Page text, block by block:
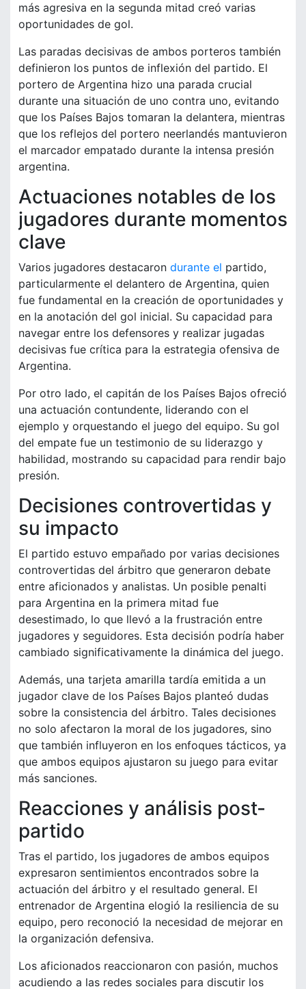
más agresiva en la segunda mitad creó varias
oportunidades de gol.
Las paradas decisivas de ambos porteros también
definieron los puntos de inflexión del partido. El
portero de Argentina hizo una parada crucial
durante una situación de uno contra uno, evitando
que los Países Bajos tomaran la delantera, mientras
que los reflejos del portero neerlandés mantuvieron
el marcador empatado durante la intensa presión
argentina.
Actuaciones notables de los
jugadores durante momentos
clave
Varios jugadores destacaron durante el partido,
particularmente el delantero de Argentina, quien
fue fundamental en la creación de oportunidades y
en la anotación del gol inicial. Su capacidad para
navegar entre los defensores y realizar jugadas
decisivas fue crítica para la estrategia ofensiva de
Argentina.
Por otro lado, el capitán de los Países Bajos ofreció
una actuación contundente, liderando con el
ejemplo y orquestando el juego del equipo. Su gol
del empate fue un testimonio de su liderazgo y
habilidad, mostrando su capacidad para rendir bajo
presión.
Decisiones controvertidas y
su impacto
El partido estuvo empañado por varias decisiones
controvertidas del árbitro que generaron debate
entre aficionados y analistas. Un posible penalti
para Argentina en la primera mitad fue
desestimado, lo que llevó a la frustración entre
jugadores y seguidores. Esta decisión podría haber
cambiado significativamente la dinámica del juego.
Además, una tarjeta amarilla tardía emitida a un
jugador clave de los Países Bajos planteó dudas
sobre la consistencia del árbitro. Tales decisiones
no solo afectaron la moral de los jugadores, sino
que también influyeron en los enfoques tácticos, ya
que ambos equipos ajustaron su juego para evitar
más sanciones.
Reacciones y análisis post-
partido
Tras el partido, los jugadores de ambos equipos
expresaron sentimientos encontrados sobre la
actuación del árbitro y el resultado general. El
entrenador de Argentina elogió la resiliencia de su
equipo, pero reconoció la necesidad de mejorar en
la organización defensiva.
Los aficionados reaccionaron con pasión, muchos
acudiendo a las redes sociales para discutir los